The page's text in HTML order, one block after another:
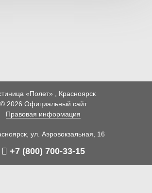
«Полет» , Красноярск
© 2026 Официальный сайт
Правовая информация
ул. Аэровокзальная, 16
+7 (800) 700-33-15